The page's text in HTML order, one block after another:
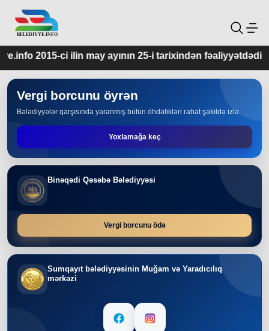
ayının 25-i tarixindən fəaliyyətdədir.
Vergi borcunu öyrən
Bələdiyyələr qarşısında yaranmış bütün öhdəlikləri rahat şəkildə izlə
Yoxlamağa keç
Binəqədi Qəsəbə Bələdiyyəsi
Vergi borcunu ödə
Sumqayıt bələdiyyəsinin Muğam və Yaradıcılıq
mərkəzi